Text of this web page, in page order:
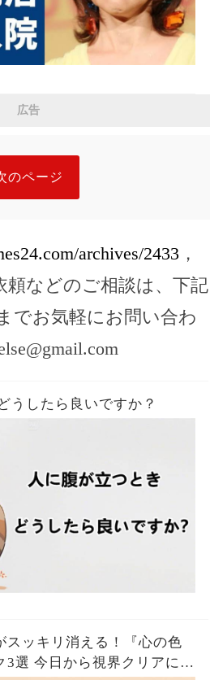
広告
のページ
archives/2433 ，
頼などのご相談は、下記
でお気軽にお問い合わ
したら良いですか？
スッキリ消える！『心の色
3選 今日から視界クリアにな